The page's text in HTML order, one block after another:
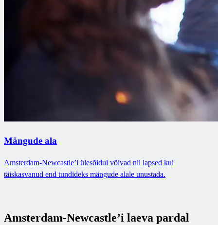
Mängude ala
Amsterdam-Newcastle’i ülesõidul võivad nii lapsed kui
täiskasvanud end tundideks mängude alale unustada.
Amsterdam-Newcastle’i laeva pardal